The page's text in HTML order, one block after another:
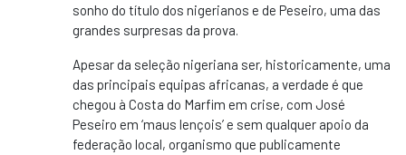
sonho do título dos nigerianos e de Peseiro, uma das
grandes surpresas da prova.
Apesar da seleção nigeriana ser, historicamente, uma
das principais equipas africanas, a verdade é que
chegou à Costa do Marfim em crise, com José
Peseiro em ‘maus lençois’ e sem qualquer apoio da
federação local, organismo que publicamente